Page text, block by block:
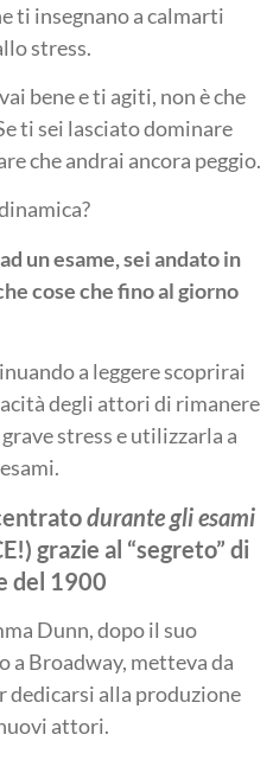
ti insegnano a calmarti
stress.
bene e ti agiti, non è che
ti sei lasciato dominare
che andrai ancora peggio.
un esame, sei andato in
cose che fino al giorno
a leggere scoprirai
degli attori di rimanere
stress e utilizzarla a
durante gli esami
grazie al “segreto” di
del 1900
Dunn, dopo il suo
a Broadway, metteva da
dedicarsi alla produzione
attori.